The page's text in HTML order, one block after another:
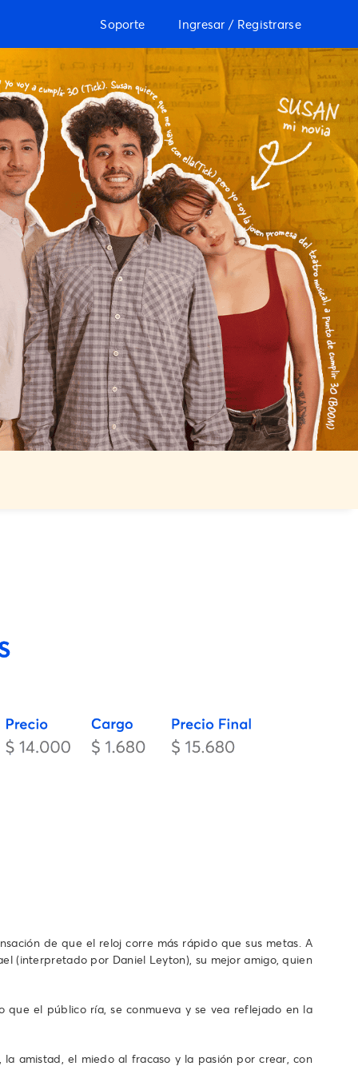
Soporte Ingresar / Registrarse
de que el reloj corre más rápido que sus metas. A
(interpretado por Daniel Leyton), su mejor amigo, quien
que el público ría, se conmueva y se vea reflejado en la
amistad, el miedo al fracaso y la pasión por crear, con